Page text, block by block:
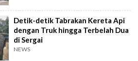
Detik-detik Tabrakan Kereta Api
dengan Truk hingga Terbelah Dua
di Sergai
NEWS